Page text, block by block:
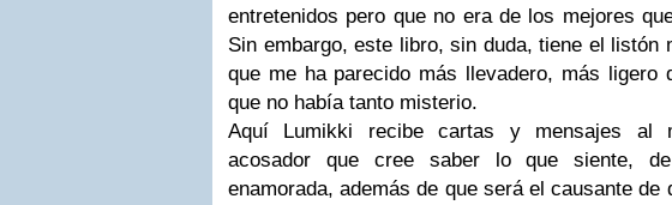
entretenidos pero que no era de los mejores
Sin embargo, este libro, sin duda, tiene el listón
que me ha parecido más llevadero, más ligero
que no había tanto misterio.
Aquí Lumikki recibe cartas y mensajes al
acosador que cree saber lo que siente,
enamorada, además de que será el causante de